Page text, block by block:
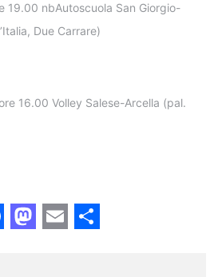
19.00 nbAutoscuola San Giorgio-
Due Carrare)
16.00 Volley Salese-Arcella (pal.